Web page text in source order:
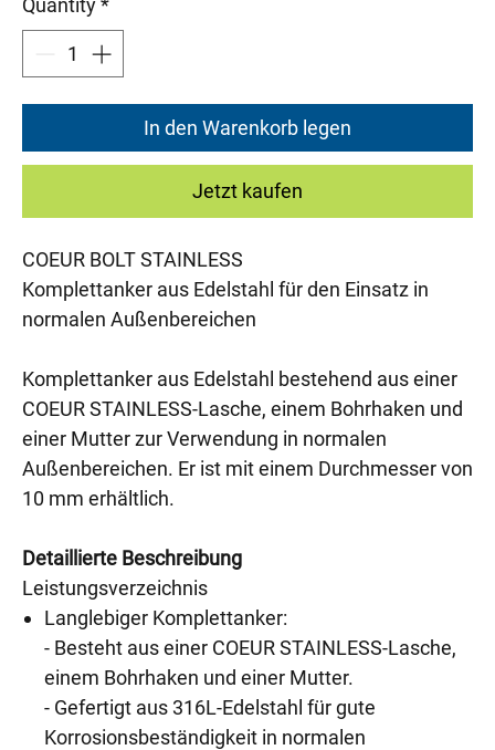
Quantity*
In den Warenkorb legen
Jetzt kaufen
COEUR BOLT STAINLESS
Komplettanker aus Edelstahl für den Einsatz in
normalen Außenbereichen
Komplettanker aus Edelstahl bestehend aus einer
COEUR STAINLESS-Lasche, einem Bohrhaken und
einer Mutter zur Verwendung in normalen
Außenbereichen. Er ist mit einem Durchmesser von
10 mm erhältlich.
Detaillierte Beschreibung
Leistungsverzeichnis
Langlebiger Komplettanker:
- Besteht aus einer COEUR STAINLESS-Lasche,
einem Bohrhaken und einer Mutter.
- Gefertigt aus 316L-Edelstahl für gute
Korrosionsbeständigkeit in normalen